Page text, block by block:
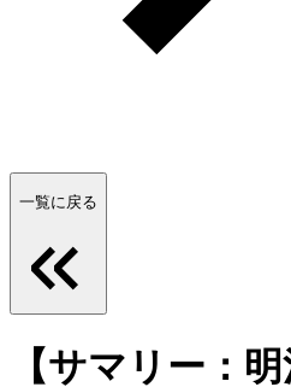
一覧に戻る
【サマリー：